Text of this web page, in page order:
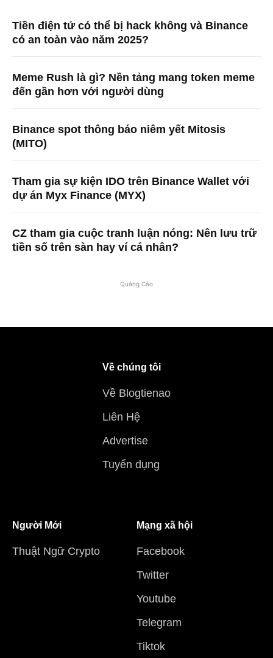
Tiền điện tử có thể bị hack không và Binance
có an toàn vào năm 2025?
Meme Rush là gì? Nền tảng mang token meme
đến gần hơn với người dùng
Binance spot thông báo niêm yết Mitosis
(MITO)
Tham gia sự kiện IDO trên Binance Wallet với
dự án Myx Finance (MYX)
CZ tham gia cuộc tranh luận nóng: Nên lưu trữ
tiền số trên sàn hay ví cá nhân?
Quảng Cáo
Về chúng tôi
Về Blogtienao
Liên Hệ
Advertise
Tuyển dụng
Người Mới
Thuật Ngữ Crypto
Mạng xã hội
Facebook
Twitter
Youtube
Telegram
Tiktok